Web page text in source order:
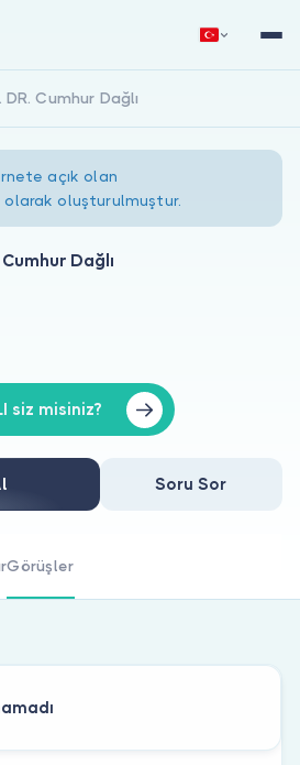
musunuz?
Giriş Yap
DR. Cumhur Dağlı
açık olan
oluşturulmuştur.
Dağlı
siz misiniz?
Soru Sor
Görüşler